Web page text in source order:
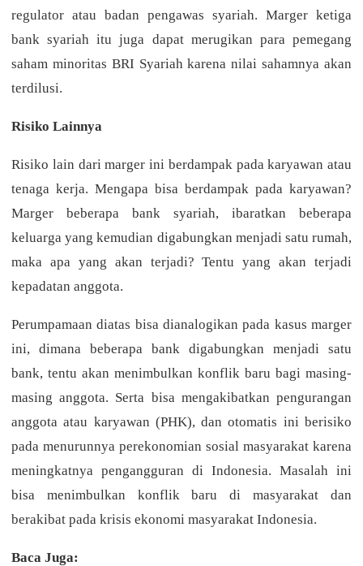
regulator atau badan pengawas syariah. Marger ketiga
bank syariah itu juga dapat merugikan para pemegang
saham minoritas BRI Syariah karena nilai sahamnya akan
terdilusi.
Risiko Lainnya
Risiko lain dari marger ini berdampak pada karyawan atau
tenaga kerja. Mengapa bisa berdampak pada karyawan?
Marger beberapa bank syariah, ibaratkan beberapa
keluarga yang kemudian digabungkan menjadi satu rumah,
maka apa yang akan terjadi? Tentu yang akan terjadi
kepadatan anggota.
Perumpamaan diatas bisa dianalogikan pada kasus marger
ini, dimana beberapa bank digabungkan menjadi satu
bank, tentu akan menimbulkan konflik baru bagi masing-
masing anggota. Serta bisa mengakibatkan pengurangan
anggota atau karyawan (PHK), dan otomatis ini berisiko
pada menurunnya perekonomian sosial masyarakat karena
meningkatnya pengangguran di Indonesia. Masalah ini
bisa menimbulkan konflik baru di masyarakat dan
berakibat pada krisis ekonomi masyarakat Indonesia.
Baca Juga: